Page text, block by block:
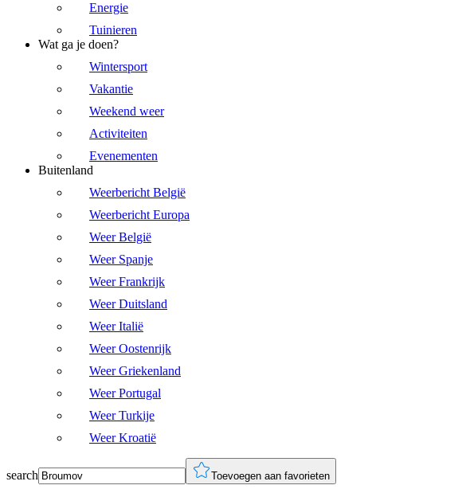
Energie
Tuinieren
Wat ga je doen?
Wintersport
Vakantie
Weekend weer
Activiteiten
Evenementen
Buitenland
Weerbericht België
Weerbericht Europa
Weer België
Weer Spanje
Weer Frankrijk
Weer Duitsland
Weer Italië
Weer Oostenrijk
Weer Griekenland
Weer Portugal
Weer Turkije
Weer Kroatië
search Toevoegen aan favorieten